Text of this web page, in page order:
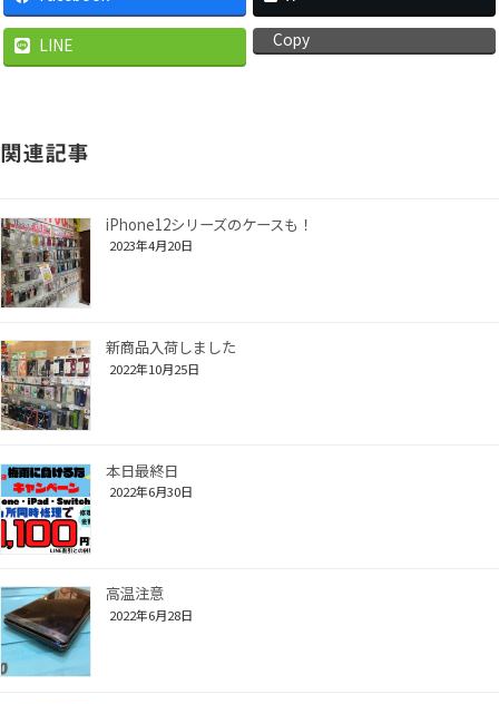
LINE Copy
関連記事
iPhone12シリーズのケースも！
2023年4月20日
新商品入荷しました
2022年10月25日
本日最終日
2022年6月30日
高温注意
2022年6月28日